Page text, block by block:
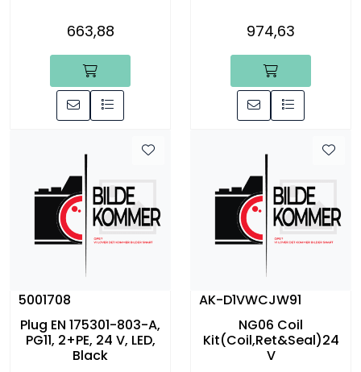
663,88 974,63
5001708
Plug EN 175301-803-A,
PG11, 2+PE, 24 V, LED,
Black
AK-D1VWCJW91
NG06 Coil
Kit(Coil,Ret&Seal)24
V